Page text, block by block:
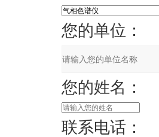
您的单位：
您的姓名：
联系电话：